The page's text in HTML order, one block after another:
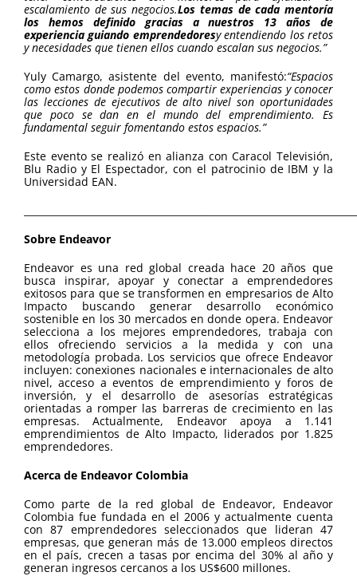
escalamiento de sus negocios.Los temas de cada mentoría
los hemos definido gracias a nuestros 13 años de
experiencia guiando emprendedoresy entendiendo los retos
y necesidades que tienen ellos cuando escalan sus negocios.”
Yuly Camargo, asistente del evento, manifestó:“Espacios
como estos donde podemos compartir experiencias y conocer
las lecciones de ejecutivos de alto nivel son oportunidades
que poco se dan en el mundo del emprendimiento. Es
fundamental seguir fomentando estos espacios.”
Este evento se realizó en alianza con Caracol Televisión,
Blu Radio y El Espectador, con el patrocinio de IBM y la
Universidad EAN.
Sobre Endeavor
Endeavor es una red global creada hace 20 años que
busca inspirar, apoyar y conectar a emprendedores
exitosos para que se transformen en empresarios de Alto
Impacto buscando generar desarrollo económico
sostenible en los 30 mercados en donde opera. Endeavor
selecciona a los mejores emprendedores, trabaja con
ellos ofreciendo servicios a la medida y con una
metodología probada. Los servicios que ofrece Endeavor
incluyen: conexiones nacionales e internacionales de alto
nivel, acceso a eventos de emprendimiento y foros de
inversión, y el desarrollo de asesorías estratégicas
orientadas a romper las barreras de crecimiento en las
empresas. Actualmente, Endeavor apoya a 1.141
emprendimientos de Alto Impacto, liderados por 1.825
emprendedores.
Acerca de Endeavor Colombia
Como parte de la red global de Endeavor, Endeavor
Colombia fue fundada en el 2006 y actualmente cuenta
con 87 emprendedores seleccionados que lideran 47
empresas, que generan más de 13.000 empleos directos
en el país, crecen a tasas por encima del 30% al año y
generan ingresos cercanos a los US$600 millones.